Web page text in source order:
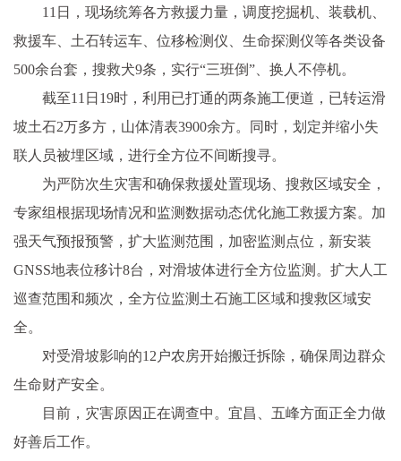
11日，现场统筹各方救援力量，调度挖掘机、装载机、
救援车、土石转运车、位移检测仪、生命探测仪等各类设备
500余台套，搜救犬9条，实行“三班倒”、换人不停机。
截至11日19时，利用已打通的两条施工便道，已转运滑
坡土石2万多方，山体清表3900余方。同时，划定并缩小失
联人员被埋区域，进行全方位不间断搜寻。
为严防次生灾害和确保救援处置现场、搜救区域安全，
专家组根据现场情况和监测数据动态优化施工救援方案。加
强天气预报预警，扩大监测范围，加密监测点位，新安装
GNSS地表位移计8台，对滑坡体进行全方位监测。扩大人工
巡查范围和频次，全方位监测土石施工区域和搜救区域安
全。
对受滑坡影响的12户农房开始搬迁拆除，确保周边群众
生命财产安全。
目前，灾害原因正在调查中。宜昌、五峰方面正全力做
好善后工作。